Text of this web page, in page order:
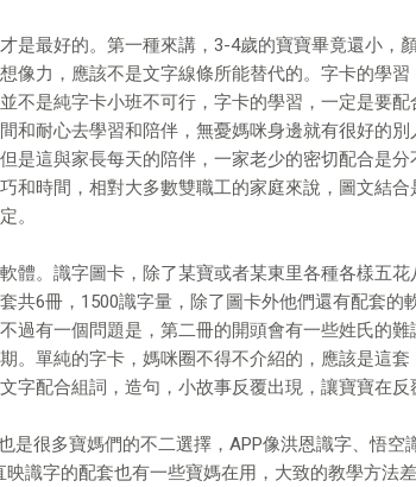
是最好的。第一種來講，3-4歲的寶寶畢竟還小，
像力，應該不是文字線條所能替代的。字卡的學習
不是純字卡小班不可行，字卡的學習，一定是要配
和耐心去學習和陪伴，無憂媽咪身邊就有很好的別
是這與家長每天的陪伴，一家老少的密切配合是分
和時間，相對大多數雙職工的家庭來說，圖文結合
。
體。識字圖卡，除了某寶或者某東里各種各樣五花
共6冊，1500識字量，除了圖卡外他們還有配套的
過有一個問題是，第二冊的開頭會有一些姓氏的難
。單純的字卡，媽咪圈不得不介紹的，應該是這套
字配合組詞，造句，小故事反覆出現，讓寶寶在反
是很多寶媽們的不二選擇，APP像洪恩識字、悟空
識字的配套也有一些寶媽在用，大致的教學方法差